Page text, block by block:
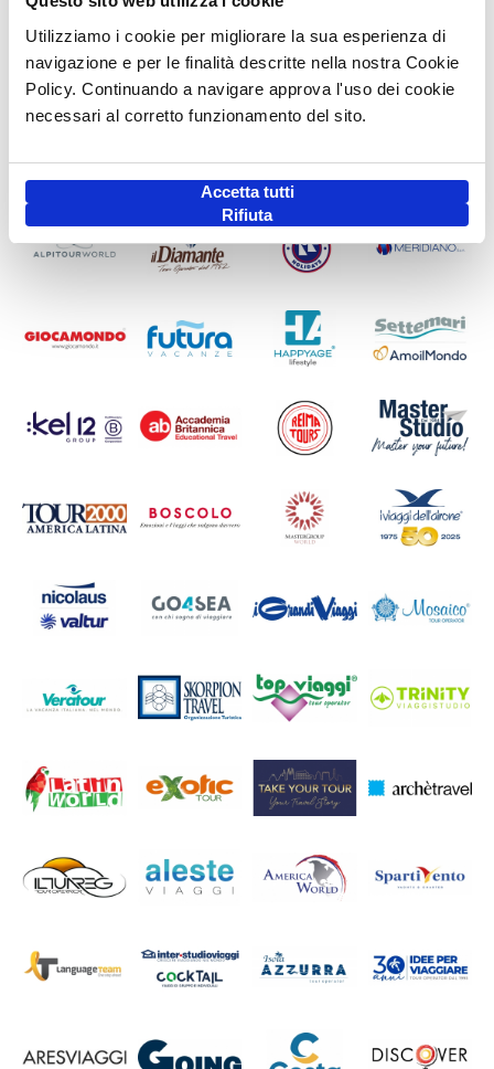
Utilizziamo i cookie per migliorare la sua esperienza di
navigazione e per le finalità descritte nella nostra Cookie
Policy. Continuando a navigare approva l'uso dei cookie
necessari al corretto funzionamento del sito.
Accetta tutti
Rifiuta